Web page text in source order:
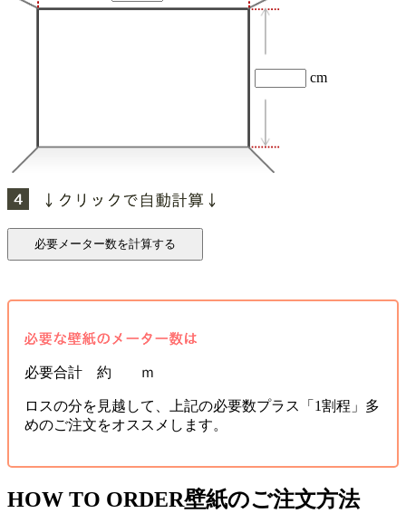
cm
必要合計 約 ｍ
ロスの分を見越して、上記の必要数プラス「1割程」多
めのご注文をオススメします。
HOW TO ORDER壁紙のご注文方法